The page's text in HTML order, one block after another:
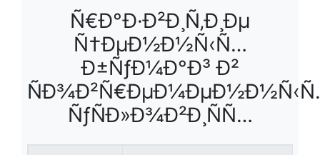
Ñ€Ð°Ð·Ð²Ð¸Ñ‚Ð¸Ðµ
Ñ†ÐµÐ½Ð½Ñ‹Ñ…
Ð±ÑƒÐ¼Ð°Ð³ Ð²
ÑƒÑÐ»Ð¾Ð²Ð¸ÑÑ…